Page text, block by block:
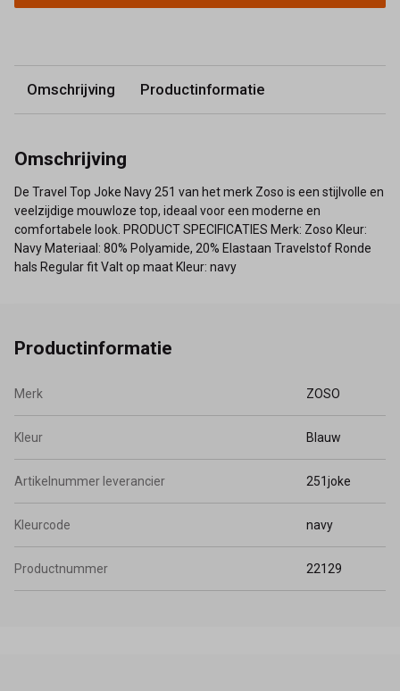
Omschrijving Productinformatie
Omschrijving
De Travel Top Joke Navy 251 van het merk Zoso is een stijlvolle en
veelzijdige mouwloze top, ideaal voor een moderne en
comfortabele look. PRODUCT SPECIFICATIES Merk: Zoso Kleur:
Navy Materiaal: 80% Polyamide, 20% Elastaan Travelstof Ronde
hals Regular fit Valt op maat Kleur: navy
Productinformatie
Merk ZOSO
Kleur Blauw
Artikelnummer leverancier 251joke
Kleurcode navy
Productnummer 22129